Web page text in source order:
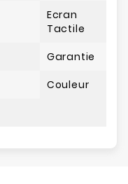
Ecran
Tactile
Garantie
Couleur